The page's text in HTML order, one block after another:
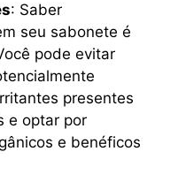
: Saber
seu sabonete é
pode evitar
presentes
e optar por
e benéficos